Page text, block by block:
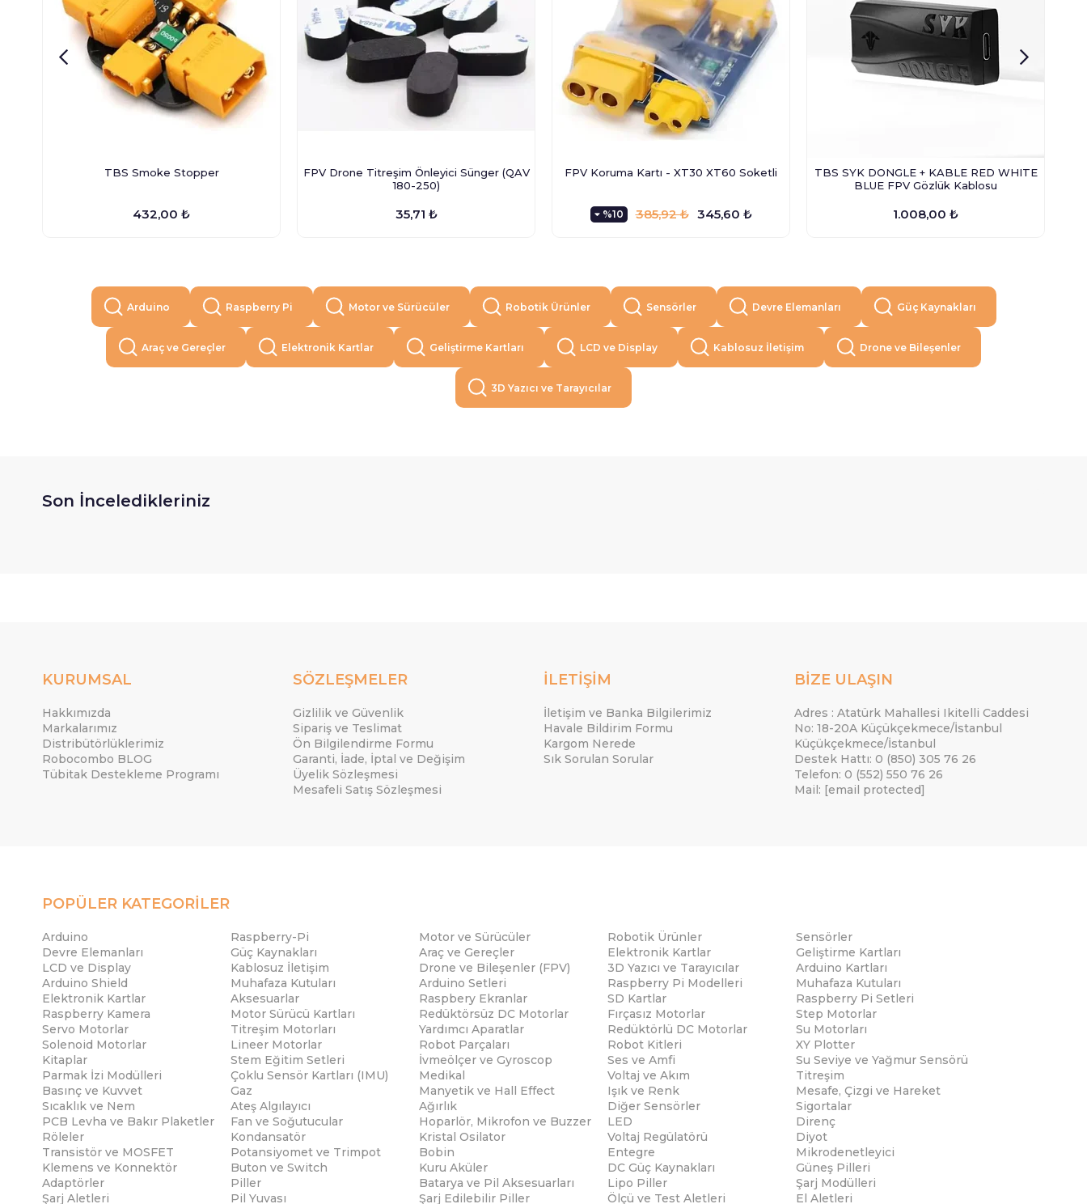
TBS Smoke Stopper
432,00 ₺
FPV Drone Titreşim Önleyici Sünger (QAV
180-250)
35,71 ₺
FPV Koruma Kartı - XT30 XT60 Soketli
%10 345,60 ₺
385,92 ₺
TBS SYK DONGLE + KABLE RED WHITE
BLUE FPV Gözlük Kablosu
1.008,00 ₺
Arduino Raspberry Pi Motor ve Sürücüler Robotik Ürünler Sensörler Devre Elemanları Güç Kaynakları
Araç ve Gereçler Elektronik Kartlar Geliştirme Kartları LCD ve Display Kablosuz İletişim Drone ve Bileşenler
3D Yazıcı ve Tarayıcılar
Son İnceledikleriniz
KURUMSAL
Hakkımızda
Markalarımız
Distribütörlüklerimiz
Robocombo BLOG
Tübitak Destekleme Programı
SÖZLEŞMELER
Gizlilik ve Güvenlik
Sipariş ve Teslimat
Ön Bilgilendirme Formu
Garanti, İade, İptal ve Değişim
Üyelik Sözleşmesi
Mesafeli Satış Sözleşmesi
İLETİŞİM
İletişim ve Banka Bilgilerimiz
Havale Bildirim Formu
Kargom Nerede
Sık Sorulan Sorular
BİZE ULAŞIN
Adres : Atatürk Mahallesi Ikitelli Caddesi
No: 18-20A Küçükçekmece/İstanbul
Küçükçekmece/İstanbul
Destek Hattı: 0 (850) 305 76 26
Telefon: 0 (552) 550 76 26
Mail: [email protected]
POPÜLER KATEGORİLER
Arduino Raspberry-Pi Motor ve Sürücüler Robotik Ürünler
Sensörler
Devre Elemanları
Güç Kaynakları Araç ve Gereçler Elektronik Kartlar
Geliştirme Kartları
LCD ve Display
Kablosuz İletişim Drone ve Bileşenler (FPV) 3D Yazıcı ve Tarayıcılar
Arduino Kartları
Arduino Shield
Muhafaza Kutuları Arduino Setleri Raspberry Pi Modelleri
Muhafaza Kutuları
Elektronik Kartlar
Aksesuarlar Raspbery Ekranlar SD Kartlar
Raspberry Pi Setleri
Raspberry Kamera
Motor Sürücü Kartları Redüktörsüz DC Motorlar Fırçasız Motorlar
Step Motorlar
Servo Motorlar
Titreşim Motorları Yardımcı Aparatlar Redüktörlü DC Motorlar
Su Motorları
Solenoid Motorlar
Lineer Motorlar Robot Parçaları Robot Kitleri
XY Plotter
Kitaplar
Stem Eğitim Setleri İvmeölçer ve Gyroscop Ses ve Amfi
Su Seviye ve Yağmur Sensörü
Parmak İzi Modülleri
Çoklu Sensör Kartları (IMU) Medikal Voltaj ve Akım
Titreşim
Basınç ve Kuvvet
Gaz Manyetik ve Hall Effect Işık ve Renk
Mesafe, Çizgi ve Hareket
Sıcaklık ve Nem
Ateş Algılayıcı Ağırlık Diğer Sensörler
Sigortalar
PCB Levha ve Bakır Plaketler
Fan ve Soğutucular Hoparlör, Mikrofon ve Buzzer LED
Direnç
Röleler
Kondansatör Kristal Osilator Voltaj Regülatörü
Diyot
Transistör ve MOSFET
Potansiyomet ve Trimpot Bobin Entegre
Mikrodenetleyici
Klemens ve Konnektör
Buton ve Switch Kuru Aküler DC Güç Kaynakları
Güneş Pilleri
Adaptörler
Piller Batarya ve Pil Aksesuarları Lipo Piller
Şarj Modülleri
Şarj Aletleri
Pil Yuvası Şarj Edilebilir Piller Ölçü ve Test Aletleri El Aletleri